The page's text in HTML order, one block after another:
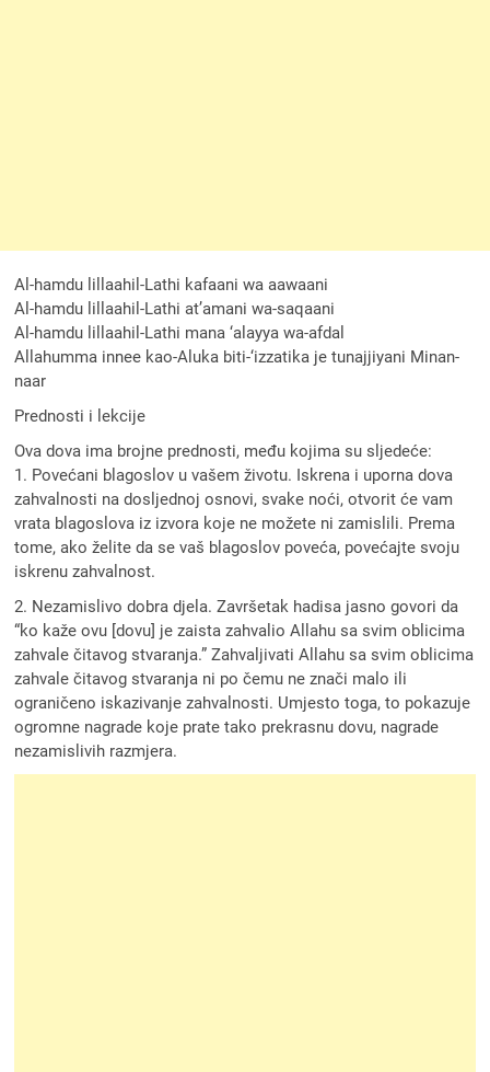
Al-hamdu lillaahil-Lathi kafaani wa aawaani
Al-hamdu lillaahil-Lathi at’amani wa-saqaani
Al-hamdu lillaahil-Lathi mana ‘alayya wa-afdal
Allahumma innee kao-Aluka biti-‘izzatika je tunajjiyani Minan-
naar
Prednosti i lekcije
Ova dova ima brojne prednosti, među kojima su sljedeće:
1. Povećani blagoslov u vašem životu. Iskrena i uporna dova
zahvalnosti na dosljednoj osnovi, svake noći, otvorit će vam
vrata blagoslova iz izvora koje ne možete ni zamislili. Prema
tome, ako želite da se vaš blagoslov poveća, povećajte svoju
iskrenu zahvalnost.
2. Nezamislivo dobra djela. Završetak hadisa jasno govori da
“ko kaže ovu [dovu] je zaista zahvalio Allahu sa svim oblicima
zahvale čitavog stvaranja.” Zahvaljivati Allahu sa svim oblicima
zahvale čitavog stvaranja ni po čemu ne znači malo ili
ograničeno iskazivanje zahvalnosti. Umjesto toga, to pokazuje
ogromne nagrade koje prate tako prekrasnu dovu, nagrade
nezamislivih razmjera.